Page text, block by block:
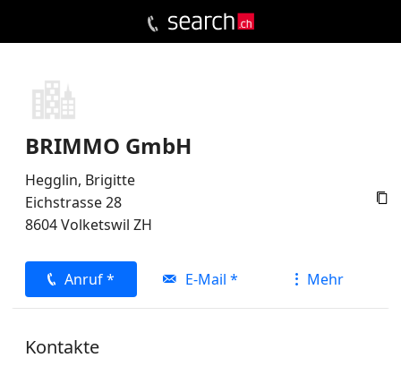
BRIMMO GmbH
Hegglin, Brigitte

Eichstrasse 28
8604Volketswil ZH
Anruf * E-Mail * Mehr
Kontakte